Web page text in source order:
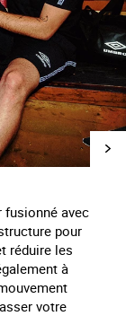
fusionné avec
pour
réduire les
à
votre